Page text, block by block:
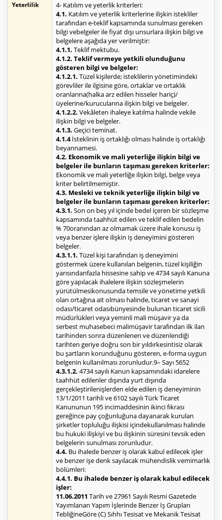
Yeterlilik
4- Katılım ve yeterlik kriterleri:
4.1. Katılım ve yeterlik kriterlerine ilişkin istekliler
tarafından e-teklif kapsamında sunulması gereken
bilgi vebelgeler ile fiyat dışı unsurlara ilişkin bilgi ve
belgelere aşağıda yer verilmiştir:
4.1.1. Teklif mektubu.
4.1.2. Teklif vermeye yetkili olunduğunu
gösteren bilgi ve belgeler:
4.1.2.1. Tüzel kişilerde; isteklilerin yönetimindeki
görevliler ile ilgisine göre, ortaklar ve ortaklık
oranlarına(halka arz edilen hisseler hariç)/
üyelerine/kurucularına ilişkin bilgi ve belgeler.
4.1.2.2. Vekâleten ihaleye katılma halinde vekile
ilişkin bilgi ve belgeler.
4.1.3. Geçici teminat.
4.1.4İsteklinin iş ortaklığı olması halinde iş ortaklığı
beyannamesi.
4.2. Ekonomik ve mali yeterliğe ilişkin bilgi ve
belgeler ile bunların taşıması gereken kriterler:
Ekonomik ve mali yeterliğe ilişkin bilgi, belge veya
kriter belirtilmemiştir.
4.3. Mesleki ve teknik yeterliğe ilişkin bilgi ve
belgeler ile bunların taşıması gereken kriterler:
4.3.1. Son on beş yıl içinde bedel içeren bir sözleşme
kapsamında taahhüt edilen ve teklif edilen bedelin
% 70oranından az olmamak üzere ihale konusu iş
veya benzer işlere ilişkin iş deneyimini gösteren
belgeler.
4.3.1.1. Tüzel kişi tarafından iş deneyimini
göstermek üzere kullanılan belgenin, tüzel kişiliğin
yarısındanfazla hissesine sahip ve 4734 sayılı Kanuna
göre yapılacak ihalelere ilişkin sözleşmelerin
yürütülmesikonusunda temsile ve yönetime yetkili
olan ortağına ait olması halinde, ticaret ve sanayi
odası/ticaret odasıbünyesinde bulunan ticaret sicili
müdürlükleri veya yeminli mali müşavir ya da
serbest muhasebeci malimüşavir tarafından ilk ilan
tarihinden sonra düzenlenen ve düzenlendiği
tarihten geriye doğru son bir yıldırkesintisiz olarak
bu şartların korunduğunu gösteren, e-forma uygun
belgenin kullanılması zorunludur.9– Sayı 5652
4.3.1.2. 4734 sayılı Kanun kapsamındaki idarelere
taahhüt edilenler dışında yurt dışında
gerçekleştirilenişlerden elde edilen iş deneyiminin
13/1/2011 tarihli ve 6102 sayılı Türk Ticaret
Kanununun 195 incimaddesinin ikinci fıkrası
gereğince pay çoğunluğuna dayanarak kurulan
şirketler topluluğu ilişkisi içindekullanılması halinde
bu hukuki ilişkiyi ve bu ilişkinin süresini tevsik eden
belgelerin sunulması zorunludur.
4.4. Bu ihalede benzer iş olarak kabul edilecek işler
ve benzer işe denk sayılacak mühendislik vemimarlık
bölümleri:
4.4.1. Bu ihalede benzer iş olarak kabul edilecek
işler:
11.06.2011 Tarih ve 27961 Sayılı Resmi Gazetede
Yayımlanan Yapım İşlerinde Benzer İş Grupları
TebliğineGöre (C) Sıhhı Tesisat ve Mekanik Tesisat